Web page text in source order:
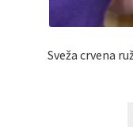
Privacy Policy
Sveža crvena